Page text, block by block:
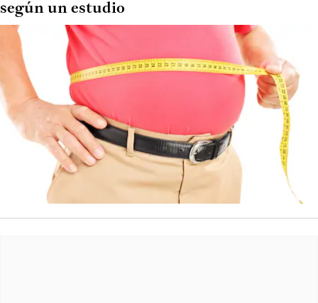
según un estudio